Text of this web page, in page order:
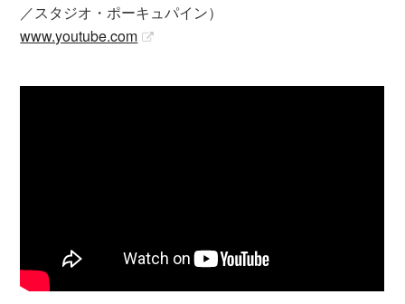
／スタジオ・ポーキュパイン）
www.youtube.com